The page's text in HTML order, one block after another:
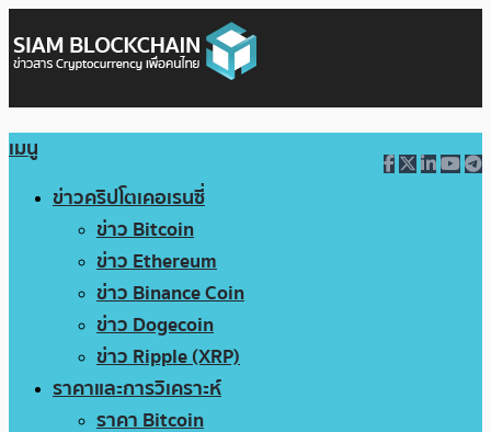
เมนู
ข่าวคริปโตเคอเรนซี่
ข่าว Bitcoin
ข่าว Ethereum
ข่าว Binance Coin
ข่าว Dogecoin
ข่าว Ripple (XRP)
ราคาและการวิเคราะห์
ราคา Bitcoin